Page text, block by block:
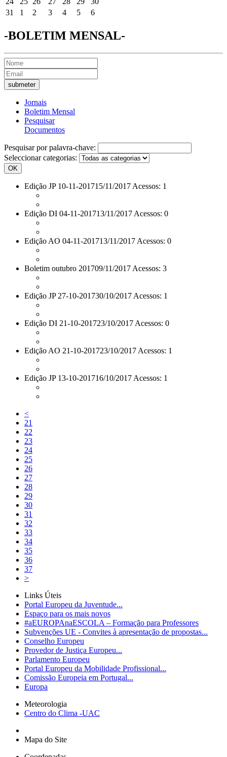
31
1 2 3 4 5 6
-BOLETIM MENSAL-
Jornais
Boletim Mensal
Pesquisar
Documentos
Pesquisar por palavra-chave:
Seleccionar categorias:
OK
Edição JP 10-11-201715/11/2017 Acessos: 1
Edição DI 04-11-201713/11/2017 Acessos: 0
Edição AO 04-11-201713/11/2017 Acessos: 0
Boletim outubro 201709/11/2017 Acessos: 3
Edição JP 27-10-201730/10/2017 Acessos: 1
Edição DI 21-10-201723/10/2017 Acessos: 0
Edição AO 21-10-201723/10/2017 Acessos: 1
Edição JP 13-10-201716/10/2017 Acessos: 1
<
21
22
23
24
25
26
27
28
29
30
31
32
33
34
35
36
37
>
Links Úteis
Portal Europeu da Juventude...
Espaço para os mais novos
#aEUROPAnaESCOLA – Formação para Professores
Subvenções UE - Convites à apresentação de propostas...
Conselho Europeu
Provedor de Justiça Europeu...
Parlamento Europeu
Portal Europeu da Mobilidade Profissional...
Comissão Europeia em Portugal...
Europa
Meteorologia
Centro do Clima -UAC
Mapa do Site